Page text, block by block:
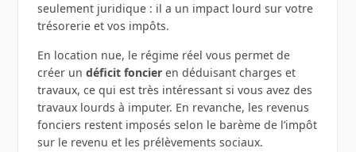
seulement juridique : il a un impact lourd sur votre
trésorerie et vos impôts.
En location nue, le régime réel vous permet de
créer un déficit foncieren déduisant charges et
travaux, ce qui est très intéressant si vous avez des
travaux lourds à imputer. En revanche, les revenus
fonciers restent imposés selon le barème de l’impôt
sur le revenu et les prélèvements sociaux.